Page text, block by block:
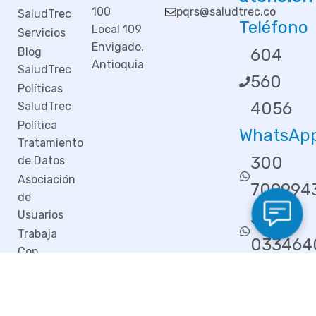
SaludTrec
Servicios
Blog
SaludTrec
Políticas
SaludTrec
Política
Tratamiento
de Datos
Asociación
de
Usuarios
Trabaja
Con
100
Local 109
Envigado,
Antioquia
pqrs@saludtrec.co
Teléfono
604
560
4056
300
333